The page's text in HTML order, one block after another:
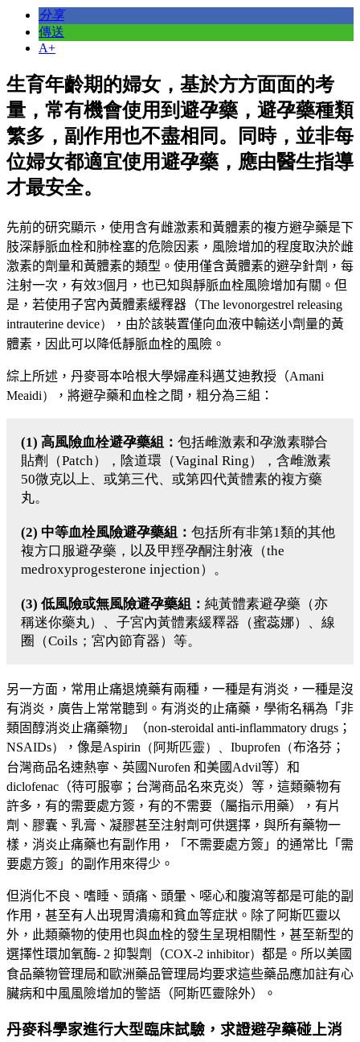
分享
傳送
A+
生育年齡期的婦女，基於方方面面的考
量，常有機會使用到避孕藥，避孕藥種類
繁多，副作用也不盡相同。同時，並非每
位婦女都適宜使用避孕藥，應由醫生指導
才最安全。
先前的研究顯示，使用含有雌激素和黃體素的複方避孕藥是下
肢深靜脈血栓和肺栓塞的危險因素，風險增加的程度取決於雌
激素的劑量和黃體素的類型。使用僅含黃體素的避孕針劑，每
注射一次，有效3個月，也已知與靜脈血栓風險增加有關。 但
是，若使用子宮內黃體素緩釋器（The levonorgestrel releasing
intrauterine device）
，由於該裝置僅向血液中輸送小劑量的黃
體素，因此可以降低靜脈血栓的風險。
綜上所述，丹麥哥本哈根大學婦產科邁艾迪教授（Amani
Meaidi）
，將避孕藥和血栓之間，粗分為三組：
(1) 高風險血栓避孕藥組： 包括雌激素和孕激素聯合
貼劑（Patch），陰道環（Vaginal Ring），含雌激素
50微克以上、或第三代、或第四代黃體素的複方藥
丸。
(2) 中等血栓風險避孕藥組： 包括所有非第1類的其他
複方口服避孕藥，以及甲羥孕酮注射液（the
medroxyprogesterone injection）。
(3) 低風險或無風險避孕藥組： 純黃體素避孕藥（亦
稱迷你藥丸）、子宮內黃體素緩釋器（蜜蕊娜）、線
圈（Coils；宮內節育器）等。
另一方面，常用止痛退燒藥有兩種，一種是有消炎，一種是沒
有消炎，廣告上常常聽到。有消炎的止痛藥，學術名稱為「非
類固醇消炎止痛藥物」（non-steroidal anti-inflammatory drugs ；
NSAIDs）
，像是Aspirin（阿斯匹靈）、Ibuprofen（布洛芬；
台灣商品名速熱寧、英國Nurofen 和美國Advil等）和
diclofenac（待可服寧；台灣商品名來克炎）等，這類藥物有
許多，有的需要處方簽，有的不需要（屬指示用藥），有片
劑、膠囊、乳膏、凝膠甚至注射劑可供選擇，與所有藥物一
樣，消炎止痛藥也有副作用，「不需要處方簽」的通常比「需
要處方簽」的副作用來得少。
但消化不良、嗜睡、頭痛、頭暈、噁心和腹瀉等都是可能的副
作用，甚至有人出現胃潰瘍和貧血等症狀。除了阿斯匹靈以
外，此類藥物的使用也與血栓的發生呈現相關性，甚至新型的
選擇性環加氧酶- 2 抑製劑（COX-2 inhibitor） 都是。所以美國
食品藥物管理局和歐洲藥品管理局均要求這些藥品應加註有心
臟病和中風風險增加的警語（阿斯匹靈除外）。
丹麥科學家進行大型臨床試驗，求證避孕藥碰上消